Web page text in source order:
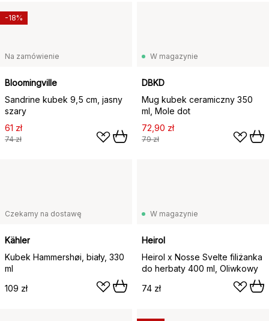
Na zamówienie
Bloomingville
Sandrine kubek 9,5 cm, jasny
szary
61 zł
74 zł
-18%
W magazynie
DBKD
Mug kubek ceramiczny 350
ml, Mole dot
72,90 zł
79 zł
Czekamy na dostawę
Kähler
Kubek Hammershøi, biały, 330
ml
109 zł
W magazynie
Heirol
Heirol x Nosse Svelte filiżanka
do herbaty 400 ml, Oliwkowy
74 zł